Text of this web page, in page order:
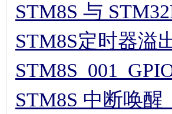
STM8S 与
STM8S定时器溢
STM8S 中断唤